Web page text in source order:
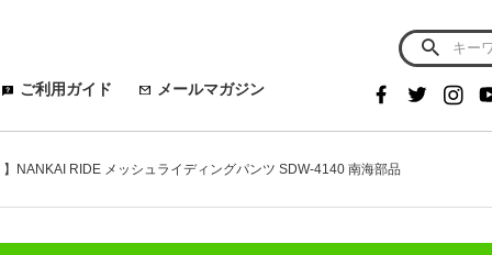
ご利用ガイド メールマガジン
NANKAI RIDE メッシュライディングパンツ SDW-4140 南海部品